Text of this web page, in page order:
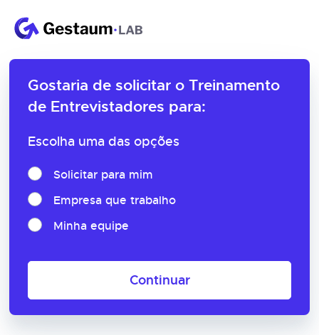
Gostaria de solicitar o Treinamento
de Entrevistadores para:
Escolha uma das opções
Solicitar para mim
Empresa que trabalho
Minha equipe
Continuar